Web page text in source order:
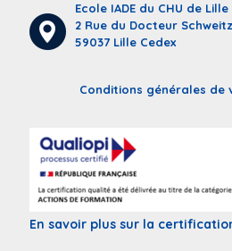
Ecole IADE du CHU de Lille
2 Rue du Docteur
59037 Lille Cedex
Conditions générales de
En savoir plus sur la